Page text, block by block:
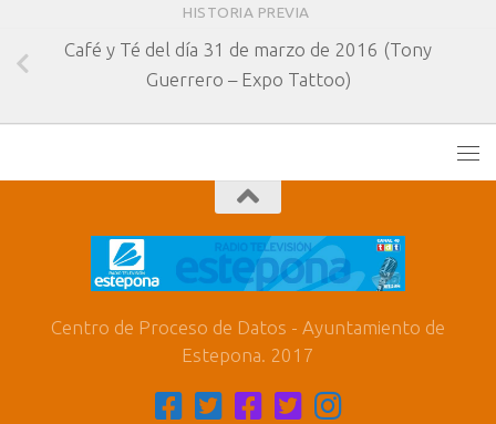
HISTORIA PREVIA
Café y Té del día 31 de marzo de 2016 (Tony
Guerrero – Expo Tattoo)
Centro de Proceso de Datos - Ayuntamiento de
Estepona. 2017